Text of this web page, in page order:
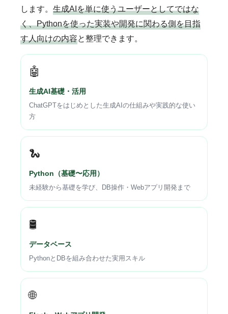
します。 生成AIを単に使うユーザーとしてではな
く、Pythonを使った実装や開発に関わる側を目指
す人向けの内容と整理できます。
🤖
生成AI基礎・活用
ChatGPTをはじめとした生成AIの仕組みや実践的な使い
方
🐍
Python（基礎〜応用）
未経験から基礎を学び、DB操作・Webアプリ開発まで
🛢️
データベース
PythonとDBを組み合わせた実用スキル
🌐